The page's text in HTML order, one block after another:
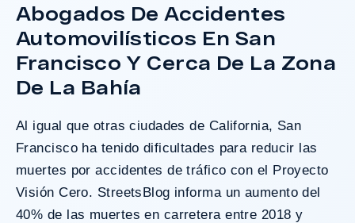
Abogados De Accidentes
Automovilísticos En San
Francisco Y Cerca De La Zona
De La Bahía
Al igual que otras ciudades de California, San
Francisco ha tenido dificultades para reducir las
muertes por accidentes de tráfico con el Proyecto
Visión Cero. StreetsBlog informa un aumento del
40% de las muertes en carretera entre 2018 y